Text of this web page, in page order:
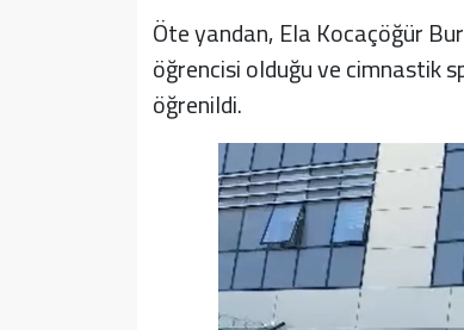
Öte yandan, Ela Kocaçöğür
öğrencisi olduğu ve cimnastik
öğrenildi.